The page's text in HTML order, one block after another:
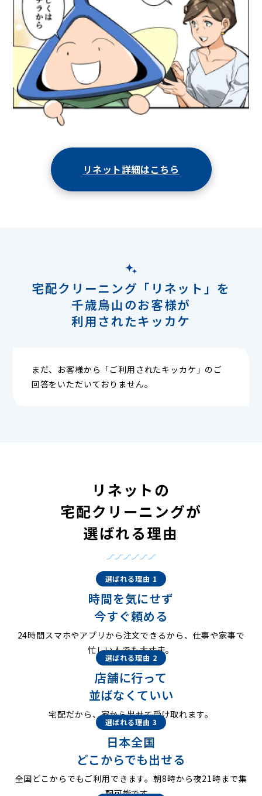
リネット詳細はこちら
宅配クリーニング「リネット」を
千歳烏山のお客様が
利用されたキッカケ
まだ、お客様から「ご利用されたキッカケ」のご
回答をいただいておりません。
リネットの
宅配クリーニングが
選ばれる理由
選ばれる理由 1
時間を気にせず
今すぐ頼める
24時間スマホやアプリから注文できるから、仕事や家事で
忙しい人でも大丈夫。
選ばれる理由 2
店舗に行って
並ばなくていい
宅配だから、家から出せて受け取れます。
選ばれる理由 3
日本全国
どこからでも出せる
全国どこからでもご利用できます。朝8時から夜21時まで集
配可能です。